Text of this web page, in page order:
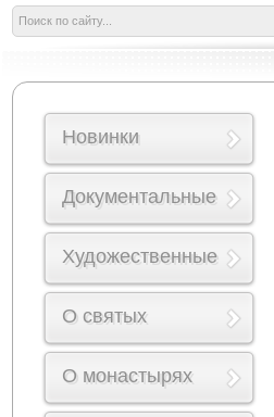
Новинки
Документальные
Художественные
О святых
О монастырях